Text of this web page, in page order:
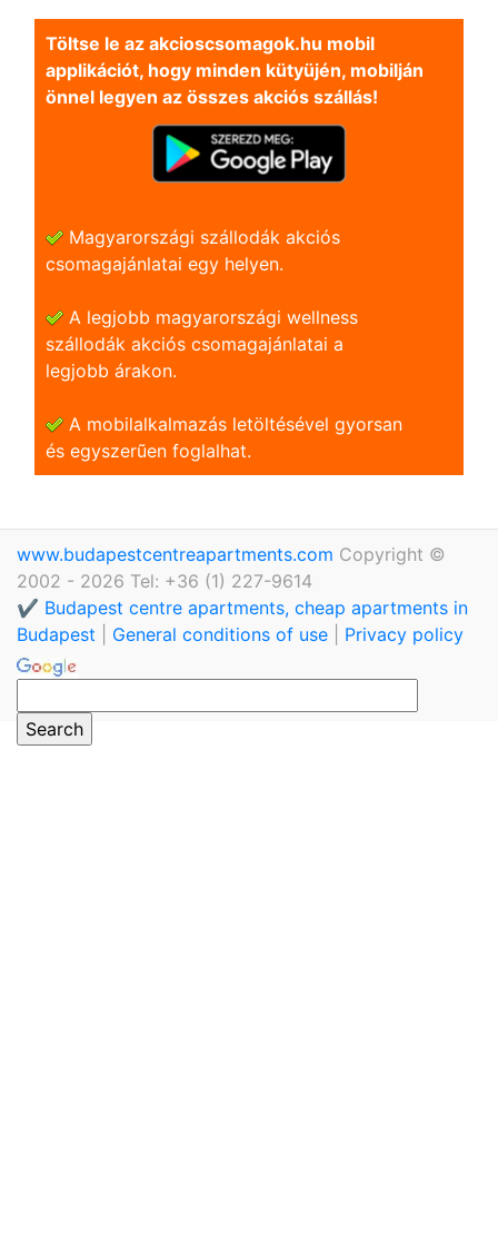
Töltse le az akcioscsomagok.hu mobil
applikációt, hogy minden kütyüjén, mobilján
önnel legyen az összes akciós szállás!
Magyarországi szállodák akciós
csomagajánlatai egy helyen.
A legjobb magyarországi wellness
szállodák akciós csomagajánlatai a
legjobb árakon.
A mobilalkalmazás letöltésével gyorsan
és egyszerũen foglalhat.
www.budapestcentreapartments.com Copyright ©
2002 - 2026 Tel: +36 (1) 227-9614
✔️ Budapest centre apartments, cheap apartments in
Budapest
General conditions of use Privacy policy